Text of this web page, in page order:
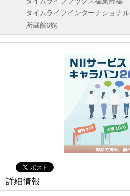
タイムライフインターナショナル
所蔵館6館
詳細情報